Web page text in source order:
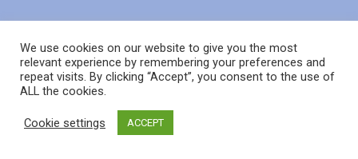
We use cookies on our website to give you the most
relevant experience by remembering your preferences and
repeat visits. By clicking “Accept”, you consent to the use of
ALL the cookies.
Cookie settings ACCEPT